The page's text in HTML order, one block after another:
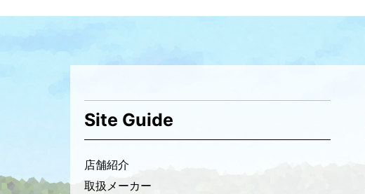
ビ
ー
シ
ョ
Site Guide
店舗紹介
取扱メーカー